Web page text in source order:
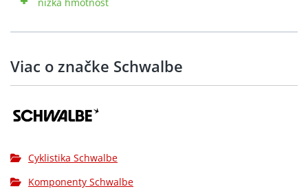
Viac o značke Schwalbe
Cyklistika Schwalbe
Komponenty Schwalbe